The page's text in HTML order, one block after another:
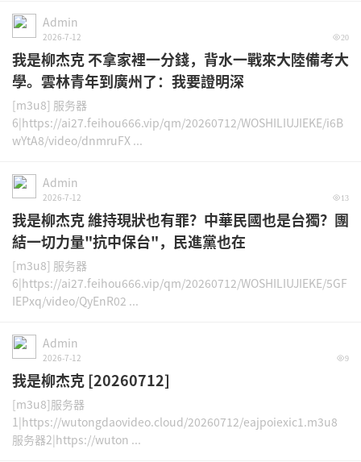
Admin
2026-7-12 20
我是柳杰克 不拿家裡一分錢，背水一戰來大陸備考大
學。雲林青年到廣州了：我要證明深
[m3u8] 服务器
6|https://ai27.feihou666.vip/qm/20260712/WOSHILIUJIEKE/i6B
wYtA8/video/dnmruFX ...
Admin
2026-7-12 13
我是柳杰克 維持現狀也有罪？中華民國也是台獨？團
結一切力量"抗中保台"，民進黨也在
[m3u8] 服务器
6|https://ai27.feihou666.vip/qm/20260712/WOSHILIUJIEKE/5GF
IEPxq/video/QyEnR02 ...
Admin
2026-7-12 9
我是柳杰克 [20260712]
[m3u8]服务器
1|https://wutongdaovideo.cloud/20260712/eajpoiexic1.m3u8
服务器2|https://wuton ...